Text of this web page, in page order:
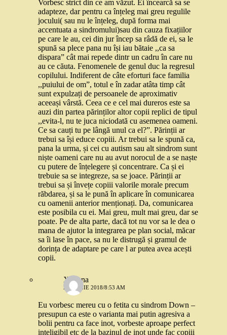
Vorbesc strict din ce am văzut. Ei încearcă sa se
adapteze, dar pentru ca înțeleg mai greu regulile
jocului( sau nu le înțeleg, după forma mai
accentuata a sindromului)sau din cauza fixațiilor
pe care le au, cei din jur încep sa râdă de ei, sa le
spună sa plece pana nu își iau bătaie ,,ca sa
dispara” cât mai repede dintr un cadru în care nu
au ce căuta. Fenomenele de genul duc la regresul
copilului. Indiferent de câte eforturi face familia
,,puiului de om”, totul e în zadar atâta timp cât
sunt expulzați de persoanele de aproximativ
aceeași vârstă. Ceea ce e cel mai dureros este sa
auzi din partea părinților altor copii replici de tipul
,,evita-l, nu te juca niciodată cu asemenea oameni.
Ce sa cauți tu pe lângă unul ca el?”. Părinții ar
trebui sa își educe copiii. Ar trebui sa le spună ca,
pana la urma, și cei cu autism sau alt sindrom sunt
niște oameni care nu au avut norocul de a se naște
cu putere de înțelegere și concentrare. Ca și ei
trebuie sa se integreze, sa se joace. Părinții ar
trebui sa și învețe copiii valorile morale precum
răbdarea, și sa le pună în aplicare în comunicarea
cu oamenii anterior menționați. Da, comunicarea
este posibila cu ei. Mai greu, mult mai greu, dar se
poate. Pe de alta parte, dacă tot nu vor sa le dea o
mana de ajutor la integrarea pe plan social, măcar
sa îi lase în pace, sa nu le distrugă și gramul de
dorința de adaptare pe care l ar putea avea acești
copii.
Ximena
2 APRILIE 2018/8:53 AM
Eu vorbesc mereu cu o fetita cu sindrom Down –
presupun ca este o varianta mai putin agresiva a
bolii pentru ca face inot, vorbeste aproape perfect
inteligibil etc de la bazinul de inot unde fac copiii